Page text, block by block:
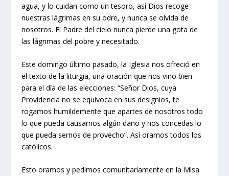
agua, y lo cuidan como un tesoro, así Dios recoge
nuestras lágrimas en su odre, y nunca se olvida de
nosotros. El Padre del cielo nunca pierde una gota de
las lágrimas del pobre y necesitado.
Este domingo último pasado, la Iglesia nos ofreció en
el texto de la liturgia, una oración que nos vino bien
para el día de las elecciones: “Señor Dios, cuya
Providencia no se equivoca en sus designios, te
rogamos humildemente que apartes de nosotros todo
lo que pueda causarnos algún daño y nos concedas lo
que pueda sernos de provecho”. Así oramos todos los
católicos.
Esto oramos y pedimos comunitariamente en la Misa